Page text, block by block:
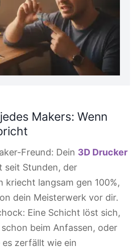
Makers: Wenn
Freund: Dein 3D Drucker
seit Stunden, der
kriecht langsam gen 100%,
dein Meisterwerk vor dir.
Eine Schicht löst sich,
beim Anfassen, oder
zerfällt wie ein